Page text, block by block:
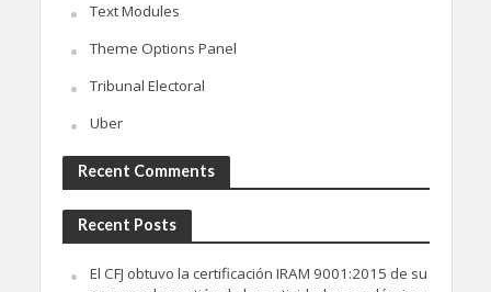
Text Modules
Theme Options Panel
Tribunal Electoral
Uber
Recent Comments
Recent Posts
El CFJ obtuvo la certificación IRAM 9001:2015 de su